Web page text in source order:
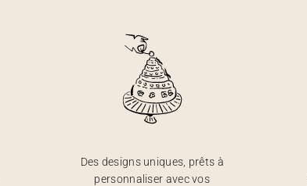
Des designs uniques, prêts à
personnaliser avec vos